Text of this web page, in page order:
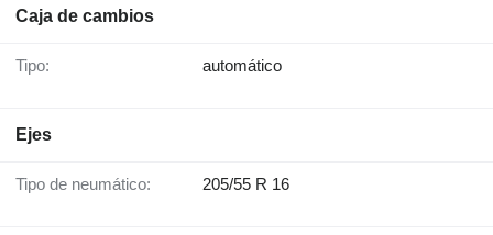
Caja de cambios
Tipo: automático
Ejes
Tipo de neumático: 205/55 R 16